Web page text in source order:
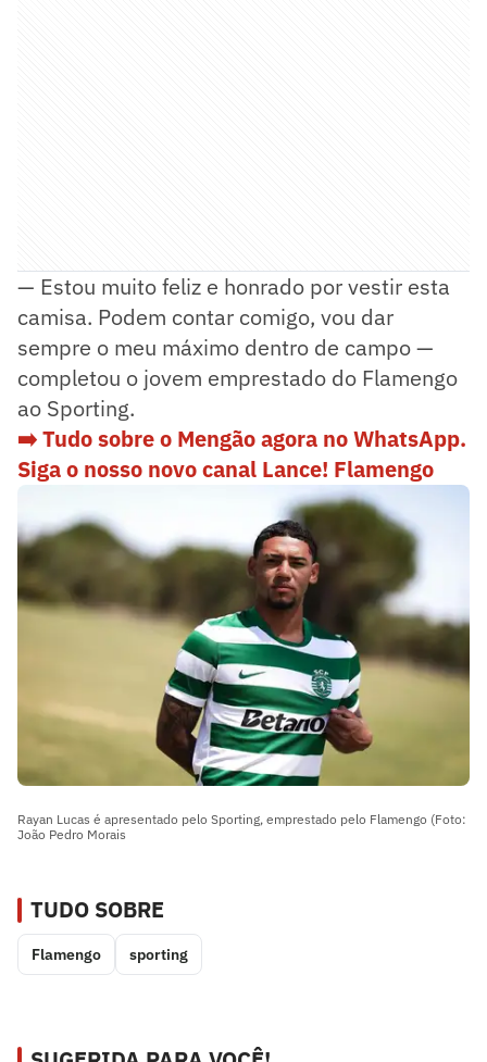
— Estou muito feliz e honrado por vestir esta
camisa. Podem contar comigo, vou dar
sempre o meu máximo dentro de campo —
completou o jovem emprestado do Flamengo
ao Sporting.
➡️ Tudo sobre o Mengão agora no WhatsApp.
Siga o nosso novo canal Lance! Flamengo
Rayan Lucas é apresentado pelo Sporting, emprestado pelo Flamengo (Foto:
João Pedro Morais
TUDO SOBRE
Flamengo sporting